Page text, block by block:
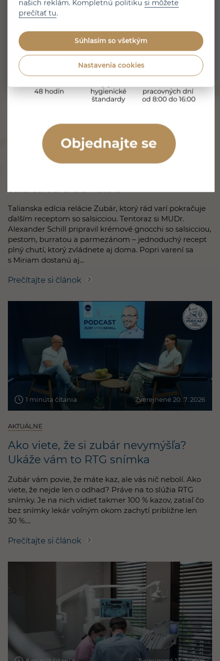
Prečítajte si článok
1 minúta čítania Zverejnené 27. 7. 2026
salsicciou a burratou
Talianska edícia relácie Zubár, ktorý rád varí pokračuje
ďalším receptom so salsicciou. Tentoraz si MUDr.
Alexander Schill pripravil krémové gnocchi so salsicciou,
pestom, burratou a parmezánom – jednoduchý recept
plný chutí, ktorý zvládnete aj doma. Popri varení sa
s Miriam dostanú aj…
Prečítajte si článok
1 minúta čítania Zverejnené 20. 7. 2026
AKTUÁLNE
Ako viete, že si zubár nevymýšľa?
Ukáže vám to RTG snímka
Zubár vám povie, že máte kaz, ale vás nič nebolí. Ako
viete, že nejde len o odhad? Práve na to slúžia RTG
snímky. Je na nich vidieť takmer 100 % kazov, zatiaľ čo
bez snímky lekár voľným okom zachytí približne len
30 %.…
Prečítajte si článok
našich reklám. Kompletnú politikusi môžete
prečítať tu.
Súhlasím so všetkým
Nastavenia cookies